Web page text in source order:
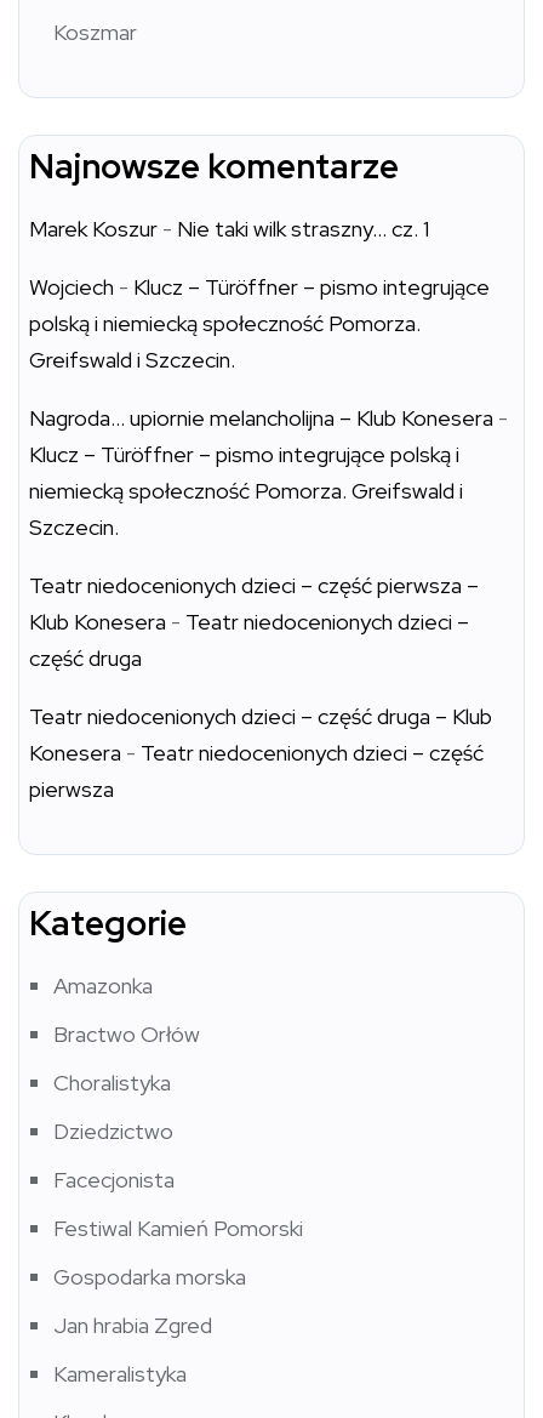
Koszmar
Najnowsze komentarze
Marek Koszur - Nie taki wilk straszny… cz. 1
Wojciech - Klucz – Türöffner – pismo integrujące
polską i niemiecką społeczność Pomorza.
Greifswald i Szczecin.
Nagroda… upiornie melancholijna – Klub Konesera -
Klucz – Türöffner – pismo integrujące polską i
niemiecką społeczność Pomorza. Greifswald i
Szczecin.
Teatr niedocenionych dzieci – część pierwsza –
Klub Konesera - Teatr niedocenionych dzieci –
część druga
Teatr niedocenionych dzieci – część druga – Klub
Konesera - Teatr niedocenionych dzieci – część
pierwsza
Kategorie
Amazonka
Bractwo Orłów
Choralistyka
Dziedzictwo
Facecjonista
Festiwal Kamień Pomorski
Gospodarka morska
Jan hrabia Zgred
Kameralistyka